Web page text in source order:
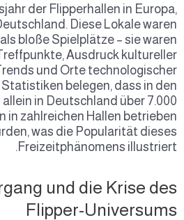
der Flipperhallen in Europa,
Diese Lokale waren
bloße Spielplätze – sie waren
Ausdruck kultureller
und Orte technologischer
belegen, dass in den
allein in Deutschland über 7.000
in zahlreichen Hallen betrieben
was die Popularität dieses
Freizeitphänomens illustriert.
und die Krise des
Flipper-Universums